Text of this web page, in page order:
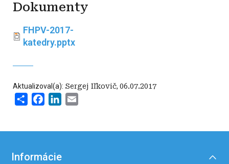
Dokumenty
FHPV-2017-
katedry.pptx
Aktualizoval(a): Sergej Iľkovič, 06.07.2017
Share FacebookLinkedIn
Informácie